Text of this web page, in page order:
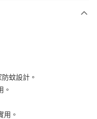
蚊設計。
。
用。